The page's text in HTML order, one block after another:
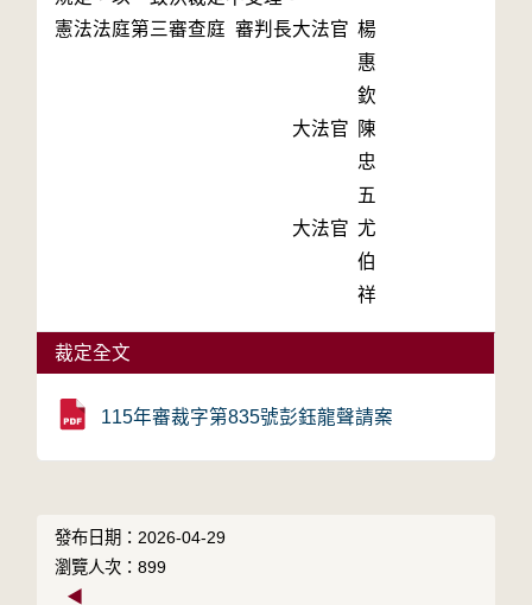
憲法法庭第三審查庭 審判長大法官 楊
惠
欽
大法官
陳
忠
五
大法官 尤
伯
祥
裁定全文
115年審裁字第835號彭鈺龍聲請案
發布日期：2026-04-29
瀏覽人次：899
◀